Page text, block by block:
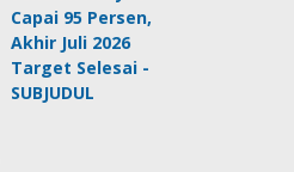
Capai 95 Persen,
Akhir Juli 2026
Target Selesai -
SUBJUDUL